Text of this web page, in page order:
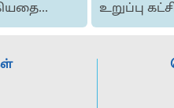
உறுப்பு
ஆர்ஓஎ...